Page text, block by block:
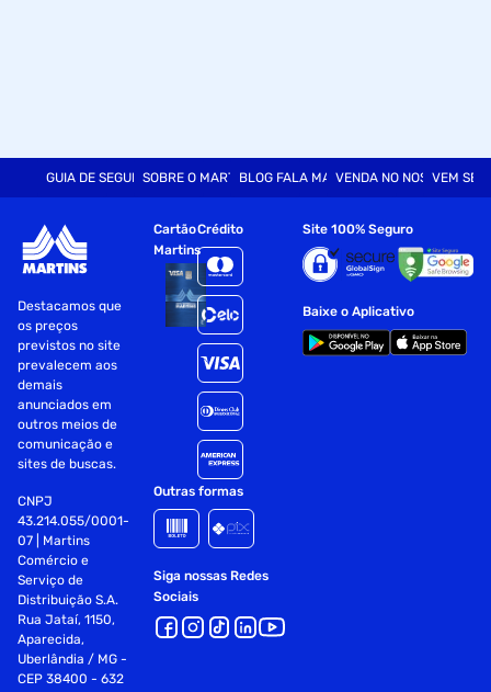
GUIA DE SEGURANÇASOBRE O MARTINSBLOG FALA MARTVENDA NO NOSSO SITE
VEM SER
Destacamos que
os preços
previstos no site
prevalecem aos
demais
anunciados em
outros meios de
comunicação e
sites de buscas.
CNPJ
43.214.055/0001-
07 | Martins
Comércio e
Serviço de
Distribuição S.A.
Rua Jataí, 1150,
Aparecida,
Uberlândia / MG -
CEP 38400 - 632
Cartão
Martins
Crédito
Outras formas
Siga nossas Redes
Sociais
Site 100% Seguro
Baixe o Aplicativo